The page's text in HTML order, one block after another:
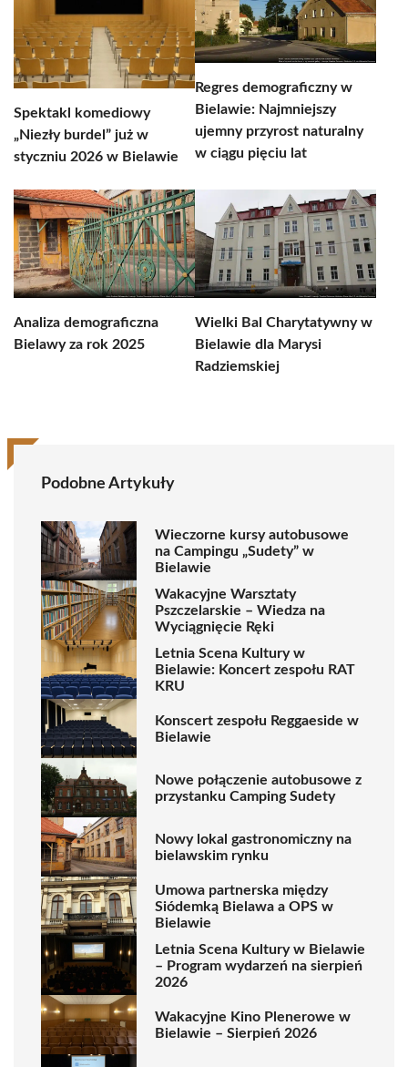
Spektakl komediowy
„Niezły burdel” już w
styczniu 2026 w Bielawie
Regres demograficzny w
Bielawie: Najmniejszy
ujemny przyrost naturalny
w ciągu pięciu lat
Analiza demograficzna
Bielawy za rok 2025
Wielki Bal Charytatywny w
Bielawie dla Marysi
Radziemskiej
Podobne Artykuły
Wieczorne kursy autobusowe
na Campingu „Sudety” w
Bielawie
Wakacyjne Warsztaty
Pszczelarskie – Wiedza na
Wyciągnięcie Ręki
Letnia Scena Kultury w
Bielawie: Koncert zespołu RAT
KRU
Konscert zespołu Reggaeside w
Bielawie
Nowe połączenie autobusowe z
przystanku Camping Sudety
Nowy lokal gastronomiczny na
bielawskim rynku
Umowa partnerska między
Siódemką Bielawa a OPS w
Bielawie
Letnia Scena Kultury w Bielawie
– Program wydarzeń na sierpień
2026
Wakacyjne Kino Plenerowe w
Bielawie – Sierpień 2026